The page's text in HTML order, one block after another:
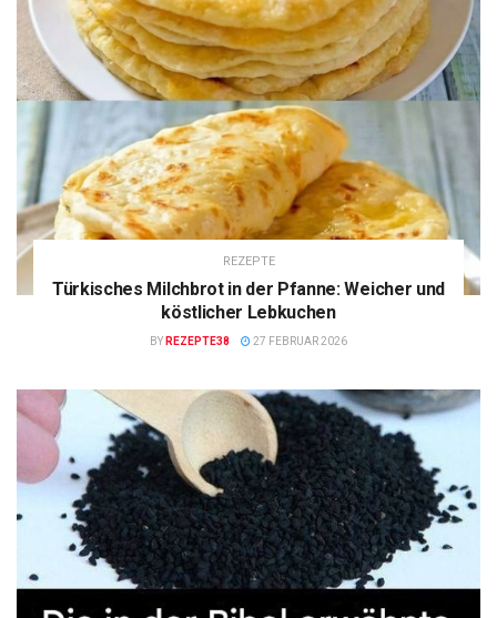
REZEPTE
Türkisches Milchbrot in der Pfanne: Weicher und
köstlicher Lebkuchen
BY REZEPTE38 27 FEBRUAR 2026